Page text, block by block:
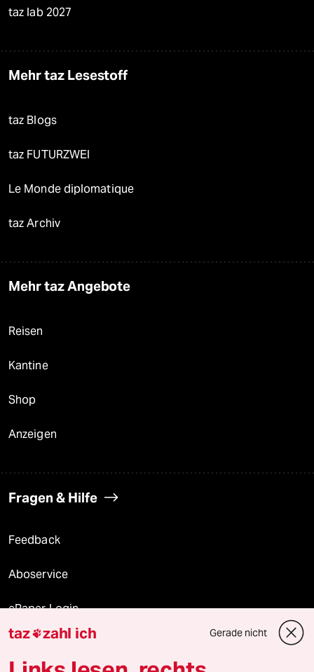
taz lab 2027
Mehr taz Lesestoff
taz Blogs
taz FUTURZWEI
Le Monde diplomatique
taz Archiv
Mehr taz Angebote
Reisen
Kantine
Shop
Anzeigen
Fragen & Hilfe
Feedback
Aboservice
ePaper Login
Downloads für Abonnierende
taz zahl ich Gerade nicht